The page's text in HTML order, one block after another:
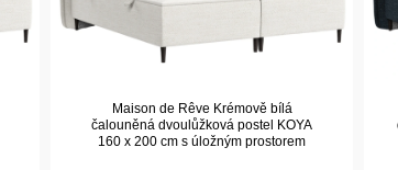
Maison de Rêve Krémově bílá
čalouněná dvoulůžková postel KOYA
160 x 200 cm s úložným prostorem